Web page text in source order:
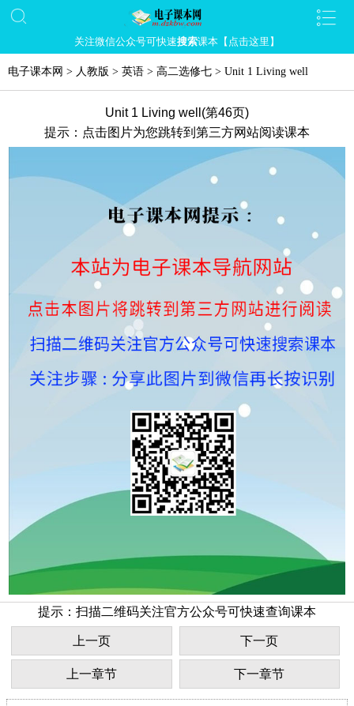
关注微信公众号可快速搜索课本【点击这里】
电子课本网 > 人教版 > 英语 > 高二选修七 > Unit 1 Living well
Unit 1 Living well(第46页)
提示：点击图片为您跳转到第三方网站阅读课本
提示：扫描二维码关注官方公众号可快速查询课本
上一页 下一页
上一章节 下一章节